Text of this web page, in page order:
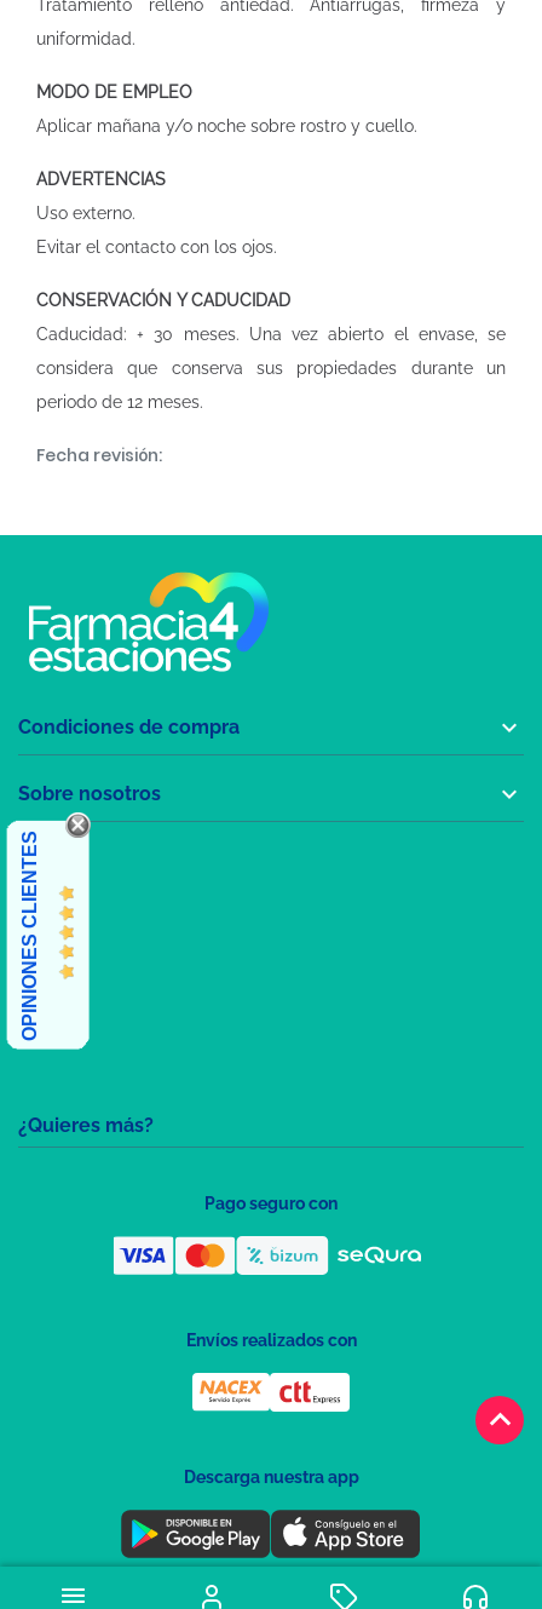
Tratamiento relleno antiedad. Antiarrugas, firmeza y
uniformidad.
MODO DE EMPLEO
Aplicar mañana y/o noche sobre rostro y cuello.
ADVERTENCIAS
Uso externo.
Evitar el contacto con los ojos.
CONSERVACIÓN Y CADUCIDAD
Caducidad: + 30 meses. Una vez abierto el envase, se
considera que conserva sus propiedades durante un
periodo de 12 meses.
Fecha revisión:
keyboard_arrow_up
¿Quieres más?
Condiciones de compra 
Sobre nosotros 
OPINIONES CLIENTES
Pago seguro con
Envíos realizados con
Descarga nuestra app